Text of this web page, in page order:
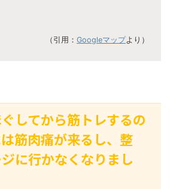
（引用： Googleマップより）
してから筋トレするの
筋肉痛が来るし、整
に行かなくなりまし